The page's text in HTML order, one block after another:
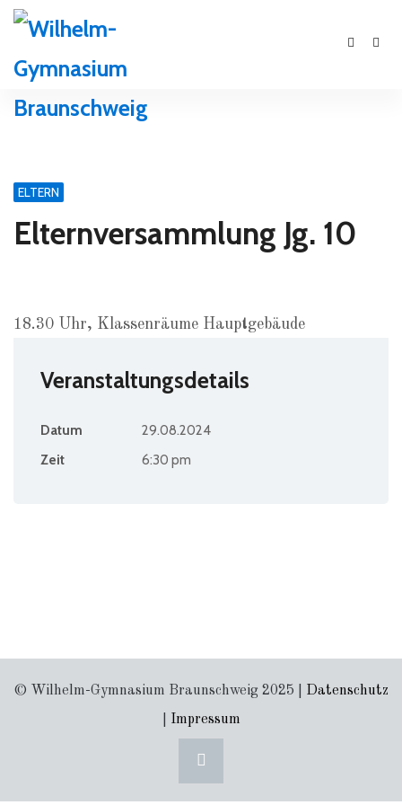
ELTERN
Elternversammlung Jg. 10
18.30 Uhr, Klassenräume Hauptgebäude
Veranstaltungsdetails
Datum
29.08.2024
Zeit
6:30 pm
© Wilhelm-Gymnasium Braunschweig 2025 | Datenschutz
Impressum